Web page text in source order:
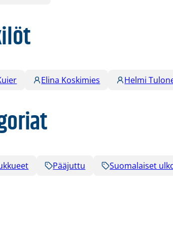
Elina Koskimies Helmi
Pääjuttu Suomalaiset